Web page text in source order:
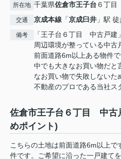
所在地 千葉県佐倉市王子台 ６丁目
交通 京成本線 「京成臼井 」駅
備考
「王子台６丁目 中古戸建
周辺環境が整っている中古
前面道路6m以上ある物件
中でも大きなお買い物だと
なお買い物で失敗しないた
不動産のプロである当社ス
佐倉市王子台６丁目 中古
めポイント)
こちらの土地は前面道路6m以上で
件です。ご希望に沿った一戸建て